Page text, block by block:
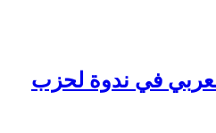
في ندوة لحزب